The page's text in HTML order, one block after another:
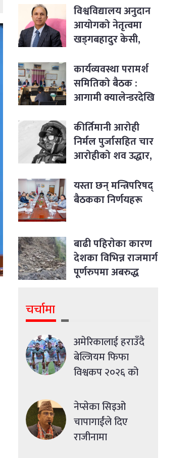
विश्वविद्यालय अनुदान
आयोगको नेतृत्वमा
खड्गबहादुर केसी,
नियुक्त
कार्यव्यवस्था परामर्श
समितिको बैठक :
आगामी क्यालेन्डरदेखि
विषयसम्म छलफल
कीर्तिमानी आरोही
निर्मल पुर्जासहित चार
आरोहीको शव उद्धार,
यस्ता छन् मन्त्रिपरिषद्
बैठकका निर्णयहरू
बाढी पहिराेका कारण
देशका विभिन्न राजमार्ग
पूर्णरुपमा अबरुद्ध
चर्चामा
अमेरिकालाई हराउँदै
बेल्जियम फिफा
विश्वकप २०२६ को
प्रवेश
नेप्सेका सिइओ
चापागाईंले दिए
राजीनामा